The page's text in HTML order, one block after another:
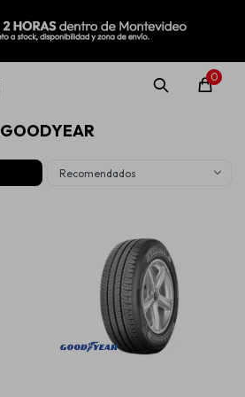
0
GOODYEAR
Recomendados
MI CUENTA
Rolling Repuestos